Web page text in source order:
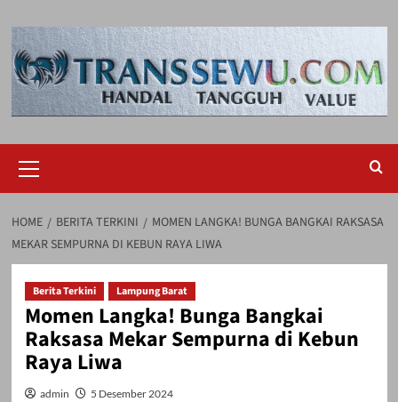
to
content
Menu
HOME BERITA TERKINI
MOMEN LANGKA! BUNGA BANGKAI RAKSASA
MEKAR SEMPURNA DI KEBUN RAYA LIWA
Berita Terkini Lampung Barat
Momen Langka! Bunga Bangkai
Raksasa Mekar Sempurna di Kebun
Raya Liwa
admin 5 Desember 2024